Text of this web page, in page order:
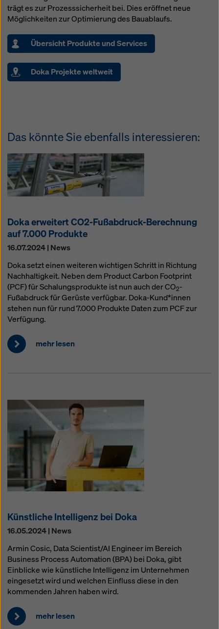
trägt es zur Prozesssicherheit bei. Dies eröffnet neue
Möglichkeiten zur Optimierung des Bauablaufs.
Übersicht Produkte und Services
Doka Projekte weltweit
Das könnte Sie ebenfalls interessieren:
Doka erweitert CO2-Fußabdruck-Berechnung
auf 7.000 Produkte
16.07.2024 | News
Doka setzt einen weiteren wichtigen Schritt in Richtung
Nachhaltigkeit. Neben dem Product Carbon Footprint
(PCF) für Schalungsprodukte ist nun auch der CO2-
Fußabdruck für Gerüste verfügbar. Doka-Kund*innen
stehen nun für rund 7.000 Produkte Daten zum PCF zur
Verfügung.
mehr lesen
Künstliche Intelligenz bei Doka
16.05.2024 | News
Armin Cosic, Data Scientist/AI Engineer im Bereich
Business Process Automation (BPA) bei Doka, gibt
Einblicke wie künstliche Intelligenz im Unternehmen
eingesetzt wird und welchen Einfluss diese in den
kommenden Jahren haben wird.
mehr lesen